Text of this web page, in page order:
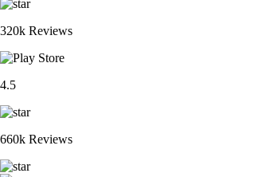
320k Reviews
4.5
660k Reviews